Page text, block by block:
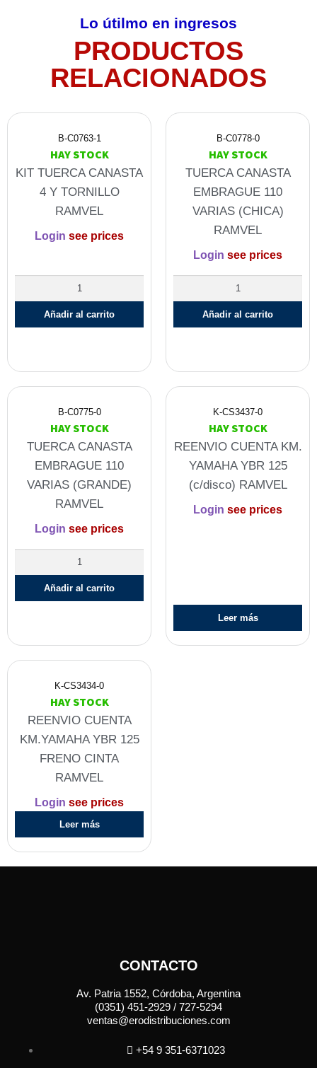
Lo útilmo en ingresos
PRODUCTOS
RELACIONADOS
B-C0763-1
HAY STOCK
KIT TUERCA CANASTA
4 Y TORNILLO
RAMVEL
Login see prices
Añadir al carrito
B-C0778-0
HAY STOCK
TUERCA CANASTA
EMBRAGUE 110
VARIAS (CHICA)
RAMVEL
Login see prices
Añadir al carrito
B-C0775-0
HAY STOCK
TUERCA CANASTA
EMBRAGUE 110
VARIAS (GRANDE)
RAMVEL
Login see prices
Añadir al carrito
K-CS3437-0
HAY STOCK
REENVIO CUENTA KM.
YAMAHA YBR 125
(c/disco) RAMVEL
Login see prices
Leer más
K-CS3434-0
HAY STOCK
REENVIO CUENTA
KM.YAMAHA YBR 125
FRENO CINTA
RAMVEL
Login see prices
Leer más
CONTACTO
Av. Patria 1552, Córdoba, Argentina
(0351) 451-2929 / 727-5294
ventas@erodistribuciones.com
+54 9 351-6371023